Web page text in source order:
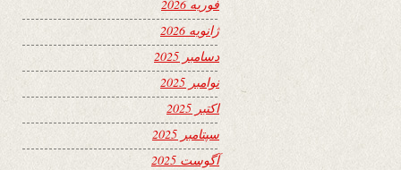
فوریه 2026
ژانویه 2026
دسامبر 2025
نوامبر 2025
اکتبر 2025
سپتامبر 2025
آگوست 2025